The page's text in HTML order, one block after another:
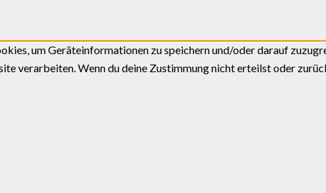
um Geräteinformationen zu speichern und/oder darauf
verarbeiten. Wenn du deine Zustimmung nicht erteilst oder